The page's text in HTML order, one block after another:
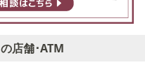
店舗･ATM